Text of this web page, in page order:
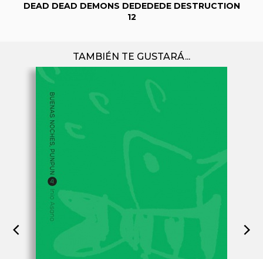
DEAD DEAD DEMONS DEDEDEDE DESTRUCTION
12
TAMBIÉN TE GUSTARÁ...